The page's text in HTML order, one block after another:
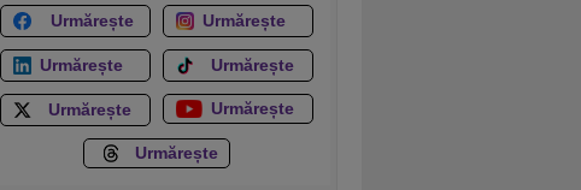
Urmărește Urmărește
Urmărește Urmărește
Urmărește Urmărește
Urmărește